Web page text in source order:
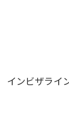
インビザライ